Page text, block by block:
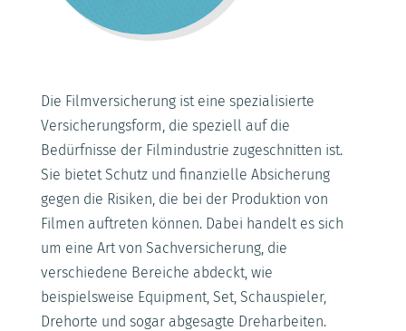
Die Filmversicherung ist eine spezialisierte
Versicherungsform, die speziell auf die
Bedürfnisse der Filmindustrie zugeschnitten ist.
Sie bietet Schutz und finanzielle Absicherung
gegen die Risiken, die bei der Produktion von
Filmen auftreten können. Dabei handelt es sich
um eine Art von Sachversicherung, die
verschiedene Bereiche abdeckt, wie
beispielsweise Equipment, Set, Schauspieler,
Drehorte und sogar abgesagte Dreharbeiten.